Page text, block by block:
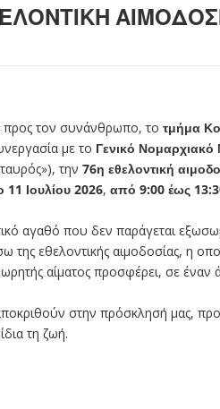
προς τον συνάνθρωπο, το τμήμα
με το Γενικό
την 76η εθελοντική
11 Ιουλίου 2026, από 9:00 έως
αγαθό που δεν παράγεται
εθελοντικής αιμοδοσίας, η
αίματος προσφέρει, σε έναν
στην πρόσκλησή μας,
τη ζωή.